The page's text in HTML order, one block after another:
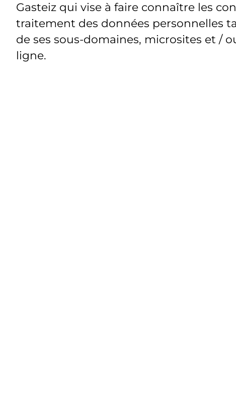
Gasteiz qui vise à faire connaître les
traitement des données personnelles
de ses sous-domaines, microsites et /
ligne.